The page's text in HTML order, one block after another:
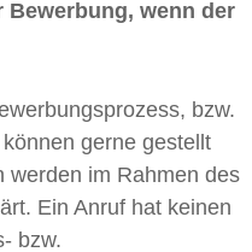
Bewerbung, wenn der
bzw.
gerne gestellt
werden im Rahmen des
Ein Anruf hat keinen
bzw.